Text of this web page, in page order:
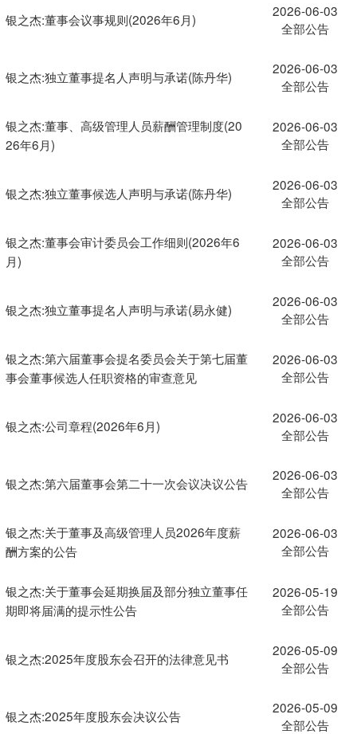
银之杰:董事会议事规则(2026年6月)
2026-06-03
全部公告
银之杰:独立董事提名人声明与承诺(陈丹华)
2026-06-03
全部公告
银之杰:董事、高级管理人员薪酬管理制度(20
26年6月)
2026-06-03
全部公告
银之杰:独立董事候选人声明与承诺(陈丹华)
2026-06-03
全部公告
银之杰:董事会审计委员会工作细则(2026年6
月)
2026-06-03
全部公告
银之杰:独立董事提名人声明与承诺(易永健)
2026-06-03
全部公告
银之杰:第六届董事会提名委员会关于第七届董
事会董事候选人任职资格的审查意见
2026-06-03
全部公告
银之杰:公司章程(2026年6月)
2026-06-03
全部公告
银之杰:第六届董事会第二十一次会议决议公告
2026-06-03
全部公告
银之杰:关于董事及高级管理人员2026年度薪
酬方案的公告
2026-06-03
全部公告
银之杰:关于董事会延期换届及部分独立董事任
期即将届满的提示性公告
2026-05-19
全部公告
银之杰:2025年度股东会召开的法律意见书
2026-05-09
全部公告
银之杰:2025年度股东会决议公告
2026-05-09
全部公告